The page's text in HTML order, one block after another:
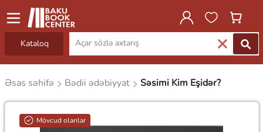
Kataloq
Əsas səhifə Bədii ədəbiyyat Səsimi Kim Eşidər?
Mövcud olanlar